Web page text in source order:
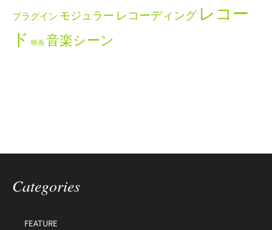
プラグイン モジュラー レコーディング レコー
ド 映画 音楽シーン
Categories
FEATURE